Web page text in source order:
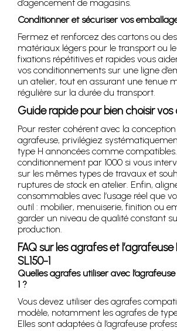
d’agencement de magasins.
Conditionner et sécuriser vos
Fermez et renforcez des cartons ou
matériaux légers pour le transport ou le
fixations répétitives et rapides vous
vos conditionnements sur une ligne
un atelier, tout en assurant une tenue
régulière sur la durée du transport.
Guide rapide pour bien choisir
Pour rester cohérent avec la
agrafeuse, privilégiez
type H annoncées comme
conditionnement par 1000 si vous
sur les mêmes types de travaux et
ruptures de stock en atelier. Enfin,
consommables avec l’usage réel que
outil : mobilier, menuiserie, finition ou
garder un niveau de qualité constant
production.
FAQ sur les agrafes et
SL150-1
Quelles agrafes utiliser avec
1 ?
Vous devez utiliser des agrafes
modèle, notamment les agrafes de
Elles sont adaptées à l’agrafeuse